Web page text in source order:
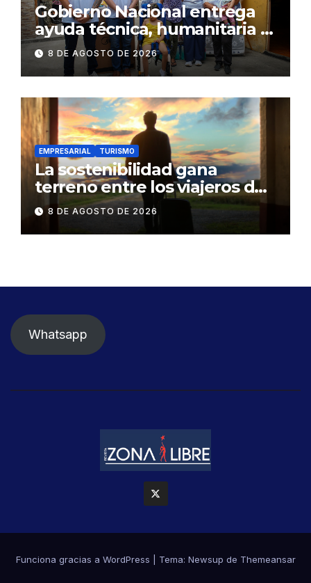
Gobierno Nacional entrega
ayuda técnica, humanitaria y
Bono Joaquín Gallegos Lara a
familia en situación de
vulnerabilidad
8 DE AGOSTO DE 2026
EMPRESARIAL TURISMO
La sostenibilidad gana
terreno entre los viajeros de
negocios
8 DE AGOSTO DE 2026
Whatsapp
Funciona gracias a WordPress Tema: Newsup de Themeansar